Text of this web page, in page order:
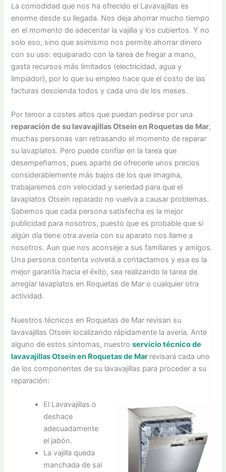
La comodidad que nos ha ofrecido el Lavavajillas es
enorme desde su llegada. Nos deja ahorrar mucho tiempo
en el momento de adecentar la vajilla y los cubiertos. Y no
solo eso, sino que asimismo nos permite ahorrar dinero
con su uso: equiparado con la tarea de fregar a mano,
gasta recursos más limitados (electricidad, agua y
limpiador), por lo que su empleo hace que el costo de las
facturas descienda todos y cada uno de los meses.
Por temor a costes altos que puedan pedirse por una
reparación de su lavavajillas Otsein en Roquetas de Mar,
muchas personas van retrasando el momento de reparar
su lavaplatos. Pero puede confiar en la tarea que
desempeñamos, pues aparte de ofrecerle unos precios
considerablemente más bajos de los que imagina,
trabajaremos con velocidad y seriedad para que el
lavaplatos Otsein reparado no vuelva a causar problemas.
Sabemos que cada persona satisfecha es la mejor
publicidad para nosotros, puesto que es probable que si
algún día tiene otra avería con su aparato nos llame a
nosotros. Aun que nos aconseje a sus familiares y amigos.
Una persona contenta volverá a contactarnos y esa es la
mejor garantía hacia el éxito, sea realizando la tarea de
arreglar lavaplatos en Roquetas de Mar o cualquier otra
actividad.
Nuestros técnicos en Roquetas de Mar revisan su
lavavajillas Otsein localizando rápidamente la avería. Ante
alguno de estos síntomas, nuestroservicio técnico de
lavavajillas Otsein en Roquetas de Mar revisará cada uno
de los componentes de su lavavajillas para proceder a su
reparación:
El Lavavajillas o
deshace
adecuadamente
el jabón.
La vajilla queda
manchada de sal